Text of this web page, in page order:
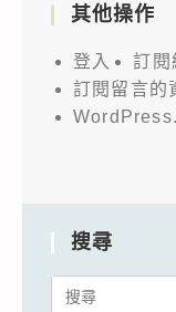
其他操作
登入
訂閱
訂閱留言的
搜尋
Search